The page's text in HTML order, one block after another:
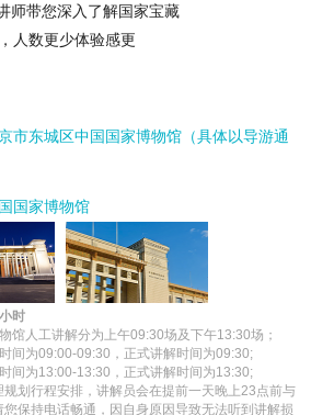
师带您深入了解国家宝藏
人数更少体验感更
市东城区中国国家博物馆（具体以导游通
国家博物馆
时
馆人工讲解分为上午09:30场及下午13:30场；
间为09:00-09:30，正式讲解时间为09:30;
间为13:00-13:30，正式讲解时间为13:30;
规划行程安排，讲解员会在提前一天晚上23点前与
保持电话畅通，因自身原因导致无法听到讲解损